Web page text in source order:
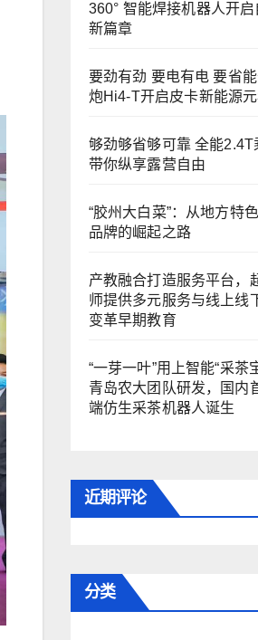
360° 智能焊接机器人开
新篇章
要劲有劲 要电有电 要省
炮Hi4-T开启皮卡新能源
够劲够省够可靠 全能2.4T
带你纵享露营自由
“胶州大白菜”：从地方特
品牌的崛起之路
产教融合打造服务平台，
师提供多元服务与线上线
变革早期教育
“一芽一叶”用上智能“采茶
青岛农大团队研发，国内
端仿生采茶机器人诞生
近期评论
分类